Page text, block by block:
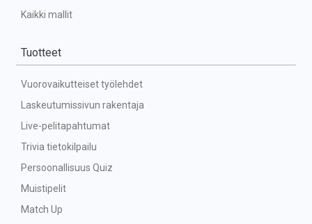
Kaikki mallit
Tuotteet
Vuorovaikutteiset työlehdet
Laskeutumissivun rakentaja
Live-pelitapahtumat
Trivia tietokilpailu
Persoonallisuus Quiz
Muistipelit
Match Up